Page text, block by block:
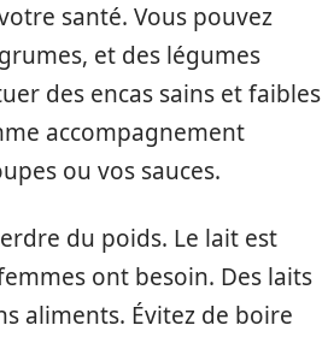
santé. Vous pouvez
et des légumes
des encas sains et faibles
accompagnement
ou vos sauces.
du poids. Le lait est
ont besoin. Des laits
aliments. Évitez de boire